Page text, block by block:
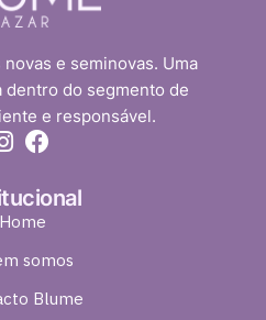
e seminovas. Uma
dentro do segmento de
e responsável.
Home
somos
Blume